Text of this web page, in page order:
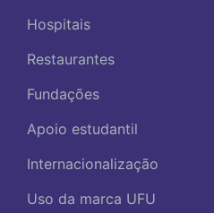
Hospitais
Restaurantes
Fundações
Apoio estudantil
Internacionalização
Uso da marca UFU